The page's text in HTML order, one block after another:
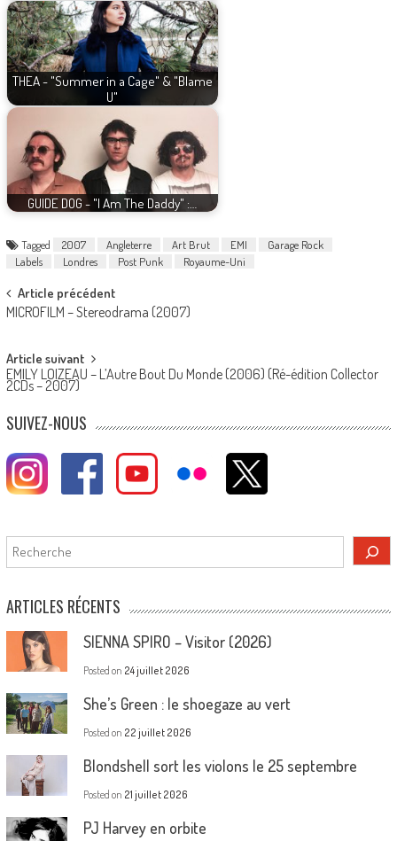
THEA - "Summer in a Cage" & "Blame
U"
GUIDE DOG - "I Am The Daddy" :…
Tagged 2007 Angleterre Art Brut EMI
Garage Rock
Labels
Londres Post Punk Royaume-Uni
Post
navigation
Article précédent
MICROFILM – Stereodrama (2007)
Article suivant
EMILY LOIZEAU – L’Autre Bout Du Monde (2006) (Ré-édition Collector
2CDs – 2007)
SUIVEZ-NOUS
Rechercher
ARTICLES RÉCENTS
SIENNA SPIRO – Visitor (2026)
Posted on 24 juillet 2026
She’s Green : le shoegaze au vert
Posted on 22 juillet 2026
Blondshell sort les violons le 25 septembre
Posted on 21 juillet 2026
PJ Harvey en orbite